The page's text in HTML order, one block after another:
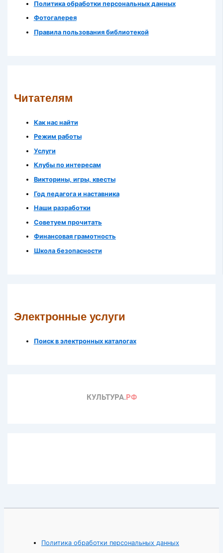
Политика обработки персональных данных
Фотогалерея
Правила пользования библиотекой
Читателям
Как нас найти
Режим работы
Услуги
Клубы по интересам
Викторины, игры, квесты
Год педагога и наставника
Наши разработки
Советуем прочитать
Финансовая грамотность
Школа безопасности
Электронные услуги
Поиск в электронных каталогах
Политика обработки персональных данных